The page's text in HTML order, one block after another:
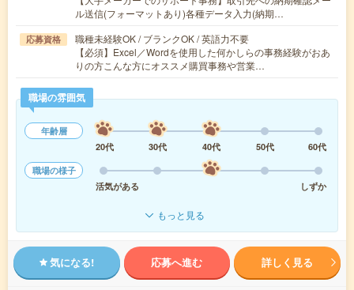
ル送信(フォーマットあり)各種データ入力(納期…
応募資格
職種未経験OK / ブランクOK / 英語力不要
【必須】Excel／Wordを使用した何かしらの事務経験がおあ
りの方こんな方にオススメ購買事務や営業…
職場の雰囲気
年齢層
20代
30代 40代 50代
60代
職場の様子
活気がある
しずか
もっと見る
気になる! 応募へ進む 詳しく見る